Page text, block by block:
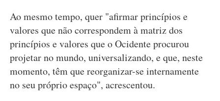
Ao mesmo tempo, quer "afirmar princípios e
valores que não correspondem à matriz dos
princípios e valores que o Ocidente procurou
projetar no mundo, universalizando, e que, neste
momento, têm que reorganizar-se internamente
no seu próprio espaço", acrescentou.